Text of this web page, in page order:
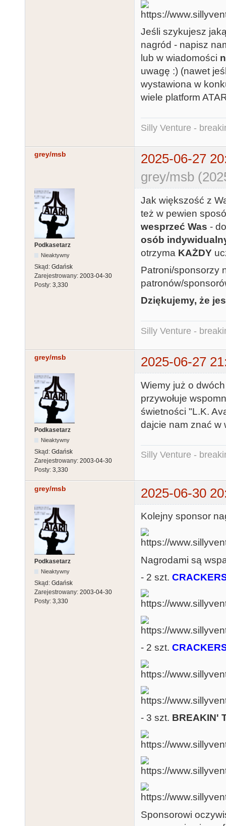
Jeśli szykujesz
nagród - napisz
lub w wiadomości
uwagę :) (nawet
wystawiona w
wiele platform
Silly Venture -
grey/msb
2025-06-27
grey/msb
Podkasetarz
Nieaktywny
Skąd: Gdańsk
Zarejestrowany: 2003-04-30
Posty: 3,330
Jak większość z
też w pewien
wesprzeć Was -
osób
otrzyma KAŻDY
Patroni/sponsorzy
patronów/
Dziękujemy, że
Silly Venture -
grey/msb 2025-06-27
Podkasetarz
Nieaktywny
Skąd: Gdańsk
Zarejestrowany: 2003-04-30
Posty: 3,330
Wiemy już o
przywołuje
świetności "L.K.
dajcie nam znać w
Silly Venture -
grey/msb 2025-06-30
Podkasetarz
Nieaktywny
Skąd: Gdańsk
Zarejestrowany: 2003-04-30
Posty: 3,330
Kolejny sponsor
Nagrodami są
- 2 szt.
- 2 szt.
- 3 szt. BREAKIN'
Sponsorowi